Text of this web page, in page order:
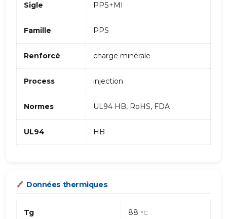
Sigle PPS+MI
Famille PPS
Renforcé charge minérale
Process injection
Normes UL94 HB, RoHS, FDA
UL94 HB
Données thermiques
Tg 88 °C